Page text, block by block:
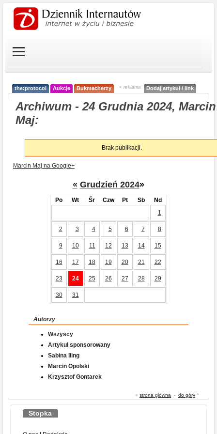
the:protocol Aukcje Bukmacherzy < reklama Dodaj artykuł / link
Archiwum - 24 Grudnia 2024, Marcin
Maj:
Brak publikacji.
Marcin Maj na Google+
« Grudzień 2024»
Po Wt Śr Czw Pt Sb
Nd
1
2 3 4 5 6 7 8
9 10 11 12 13 14 15
16 17 18 19 20 21 22
23 24 25 26 27 28 29
30 31
Autorzy
Wszyscy
Artykuł sponsorowany
Sabina Iling
Marcin Opolski
Krzysztof Gontarek
« strona główna - do góry ^
Stopka